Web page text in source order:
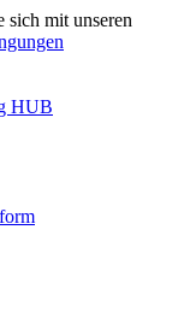
sich mit unseren